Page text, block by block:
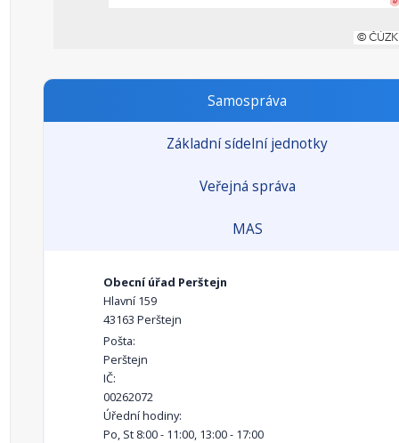
Samospráva
Základní sídelní jednotky
Veřejná správa
MAS
Obecní úřad Perštejn
Hlavní 159
43163 Perštejn
Pošta:
Perštejn
IČ:
00262072
Úřední hodiny:
Po, St 8:00 - 11:00, 13:00 - 17:00